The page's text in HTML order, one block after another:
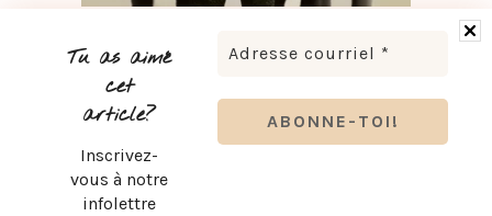
Tu as aimé
cet
article?
Inscrivez-
vous à notre
infolettre